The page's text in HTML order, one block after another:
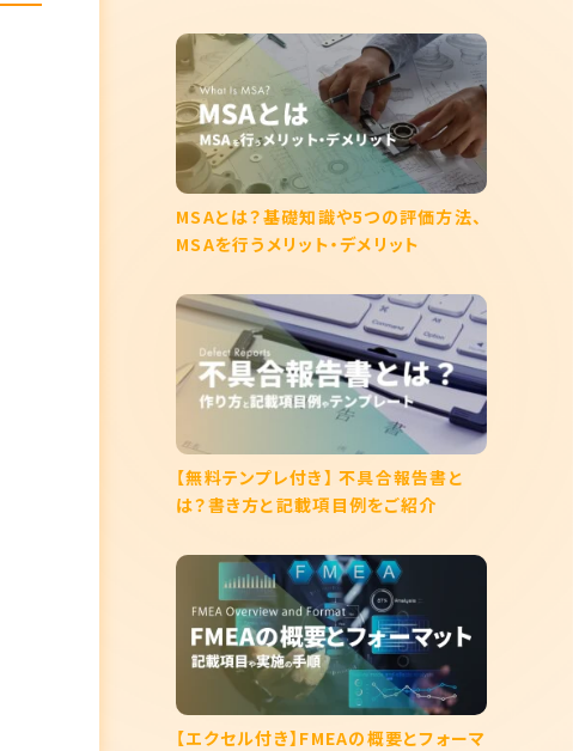
MSAとは？基礎知識や5つの評価方法、
MSAを行うメリット・デメリット
【無料テンプレ付き】 不具合報告書と
は？書き方と記載項目例をご紹介
【エクセル付き】FMEAの概要とフォーマ